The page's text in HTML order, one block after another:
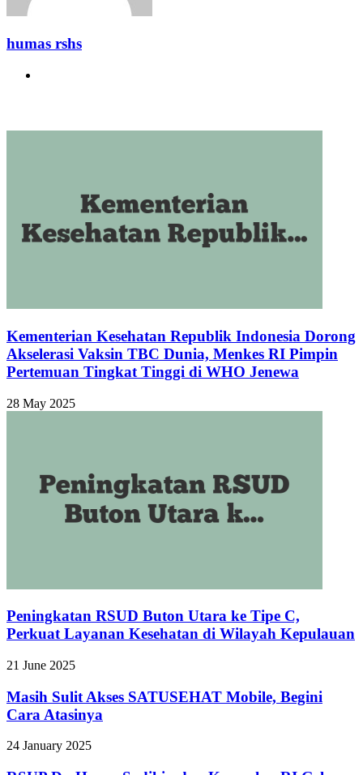
humas rshs
Kementerian Kesehatan Republik Indonesia Dorong
Akselerasi Vaksin TBC Dunia, Menkes RI Pimpin
Pertemuan Tingkat Tinggi di WHO Jenewa
28 May 2025
Peningkatan RSUD Buton Utara ke Tipe C,
Perkuat Layanan Kesehatan di Wilayah Kepulauan
21 June 2025
Masih Sulit Akses SATUSEHAT Mobile, Begini
Cara Atasinya
24 January 2025